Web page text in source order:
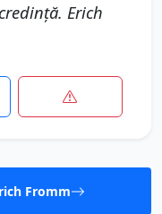
Erich
Fromm